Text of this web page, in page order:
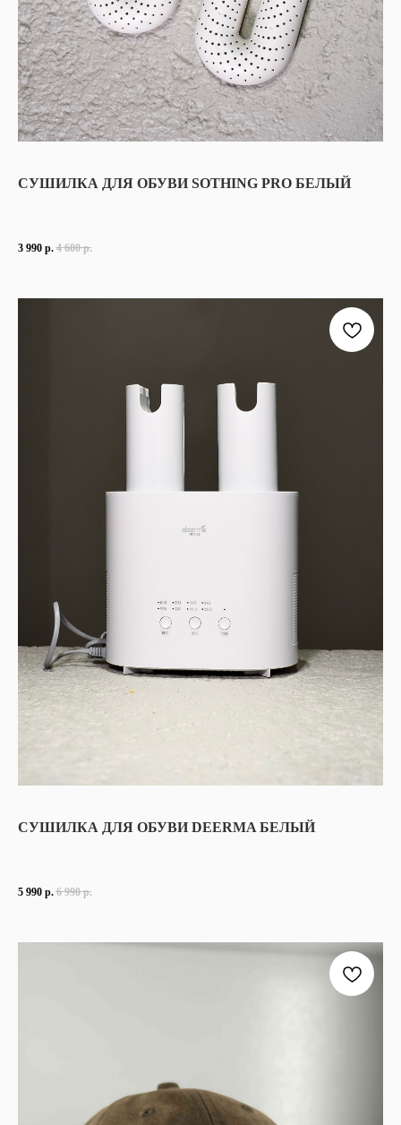
СУШИЛКА ДЛЯ ОБУВИ SOTHING PRO БЕЛЫЙ
3 990 р. 4 600 р.
СУШИЛКА ДЛЯ ОБУВИ DEERMA БЕЛЫЙ
5 990 р. 6 990 р.